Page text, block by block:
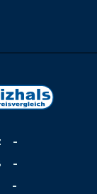
-
-
-